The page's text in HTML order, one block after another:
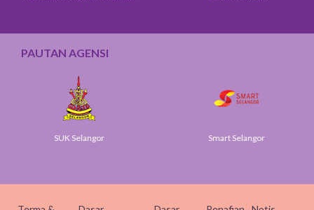
PAUTAN AGENSI
SUK Selangor Smart Selangor